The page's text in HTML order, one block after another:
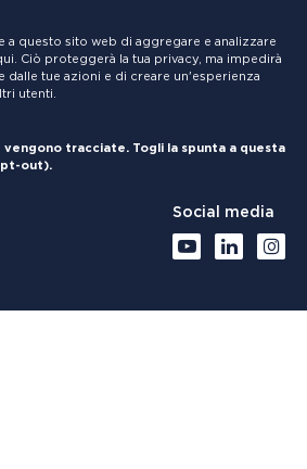
a questo sito web di aggregare e analizzare
Ciò proteggerà la tua privacy, ma impedirà
dalle tue azioni e di creare un'esperienza
utenti.
tracciate. Togli la spunta a questa
out).
Social media